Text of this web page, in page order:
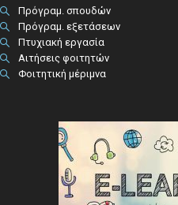
Πρόγραμ. σπουδών
Πρόγραμ. εξετάσεων
Πτυχιακή εργασία
Αιτήσεις φοιτητών
Φοιτητική μέριμνα